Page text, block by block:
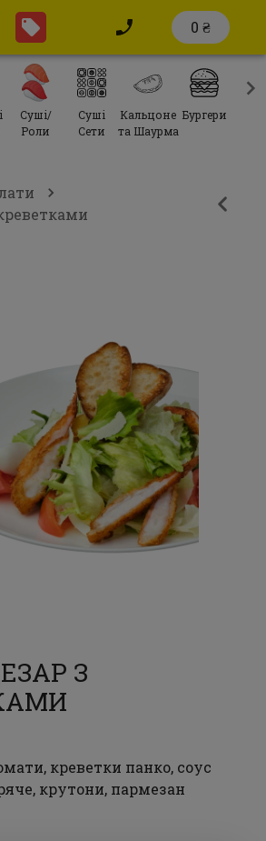
0 ₴
Суші/
Роли
Суші
Сети
Кальцоне
та Шаурма
Бургери
З
креветки панко, соус
крутони, пармезан